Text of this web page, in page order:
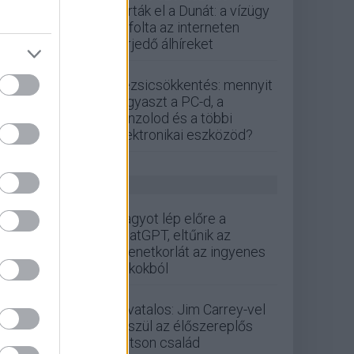
zárták el a Dunát: a vízügy
cáfolta az interneten
terjedő álhíreket
Rezsicsökkentés: mennyit
fogyaszt a PC-d, a
konzolod és a többi
elektronikai eszközöd?
GS HÍREK
Nagyot lép előre a
ChatGPT, eltűnik az
üzenetkorlát az ingyenes
fiókokból
Hivatalos: Jim Carrey-vel
készül az élőszereplős
Jetson család